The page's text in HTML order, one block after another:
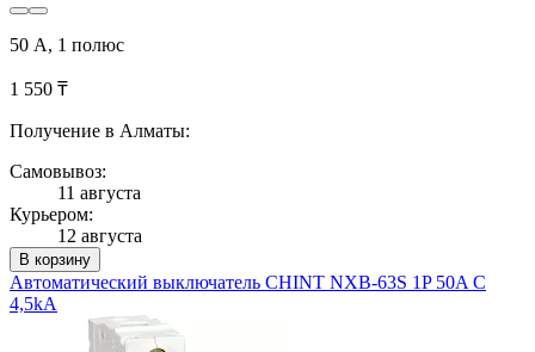
50 А, 1 полюс
1 550 ₸
Получение в Алматы:
Самовывоз:
11 августа
Курьером:
12 августа
В корзину
Автоматический выключатель CHINT NXB-63S 1P 50A C
4,5kA